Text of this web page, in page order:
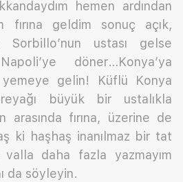
hemen ardından
fırına geldim sonuç açık,
ustası gelse
döner…Konya’ya
gelin! Küflü Konya
büyük bir ustalıkla
arasında fırına, üzerine de
ki haşhaş inanılmaz bir tat
valla daha fazla yazmayım
da söyleyin.